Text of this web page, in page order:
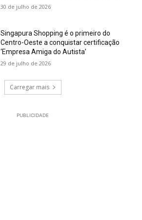
30 de julho de 2026
Singapura Shopping é o primeiro do
Centro-Oeste a conquistar certificação
‘Empresa Amiga do Autista’
29 de julho de 2026
Carregar mais
PUBLICIDADE